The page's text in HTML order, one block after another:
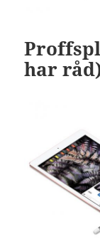
har